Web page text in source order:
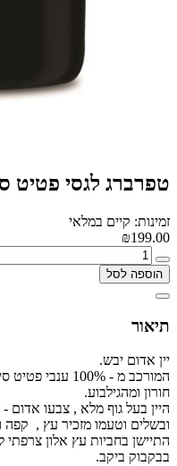
טפרברג לגסי פטיט
זמינות: קיים במלאי
₪199.00
הוספה לסל
תיאור
יין אדום יבש.
המורכב מ -
חורון ומהגילבוע.
היין בעל גוף מלא , צבעו
ובשלים וטעמו מזכיר עץ , קפה
בבקבוק ביקב.